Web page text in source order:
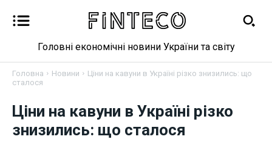
Бізнес
Головні економічні новини України та світу
Головна Новини
Ціни на кавуни в Україні різко знизились: що
сталося
Ціни на кавуни в Україні різко
знизились: що сталося